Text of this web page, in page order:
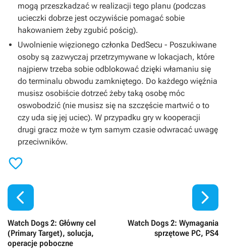
mogą przeszkadzać w realizacji tego planu (podczas
ucieczki dobrze jest oczywiście pomagać sobie
hakowaniem żeby zgubić pościg).
Uwolnienie więzionego członka DedSecu - Poszukiwane
osoby są zazwyczaj przetrzymywane w lokacjach, które
najpierw trzeba sobie odblokować dzięki włamaniu się
do terminalu obwodu zamkniętego. Do każdego więźnia
musisz osobiście dotrzeć żeby taką osobę móc
oswobodzić (nie musisz się na szczęście martwić o to
czy uda się jej uciec). W przypadku gry w kooperacji
drugi gracz może w tym samym czasie odwracać uwagę
przeciwników.


Watch Dogs 2: Główny cel
(Primary Target), solucja,
operacje poboczne
Watch Dogs 2: Wymagania
sprzętowe PC, PS4
